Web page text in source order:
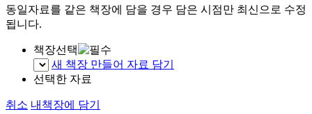
동일자료를 같은 책장에 담을 경우 담은 시점만 최신으로 수정
됩니다.
책장선택
새 책장 만들어 자료 담기
선택한 자료
취소 내책장에 담기